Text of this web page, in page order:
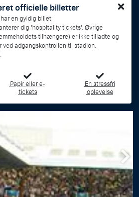
officielle billetter
en gyldig billet
dig 'hospitality tickets'. Øvrige
tilhængere) er ikke tilladte og
ved adgangskontrollen til stadion.
Papir eller e-
tickets
En stressfri
oplevelse